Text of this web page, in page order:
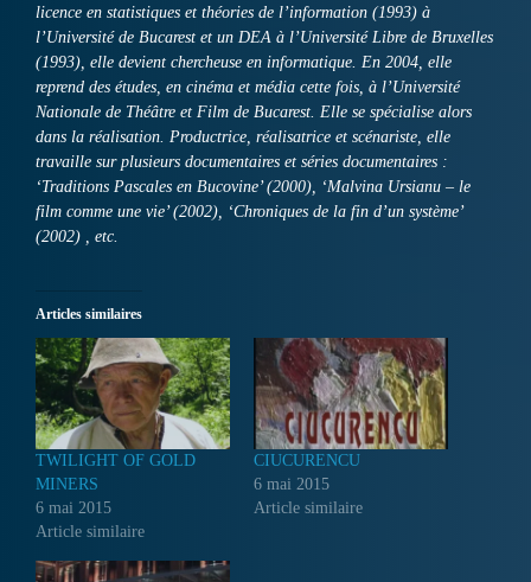
licence en statistiques et théories de l’information (1993) à
l’Université de Bucarest et un DEA à l’Université Libre de Bruxelles
(1993), elle devient chercheuse en informatique. En 2004, elle
reprend des études, en cinéma et média cette fois, à l’Université
Nationale de Théâtre et Film de Bucarest. Elle se spécialise alors
dans la réalisation. Productrice, réalisatrice et scénariste, elle
travaille sur plusieurs documentaires et séries documentaires :
‘Traditions Pascales en Bucovine’ (2000), ‘Malvina Ursianu – le
film comme une vie’ (2002), ‘Chroniques de la fin d’un système’
(2002) , etc.
Articles similaires
TWILIGHT OF GOLD
MINERS
6 mai 2015
Article similaire
CIUCURENCU
6 mai 2015
Article similaire